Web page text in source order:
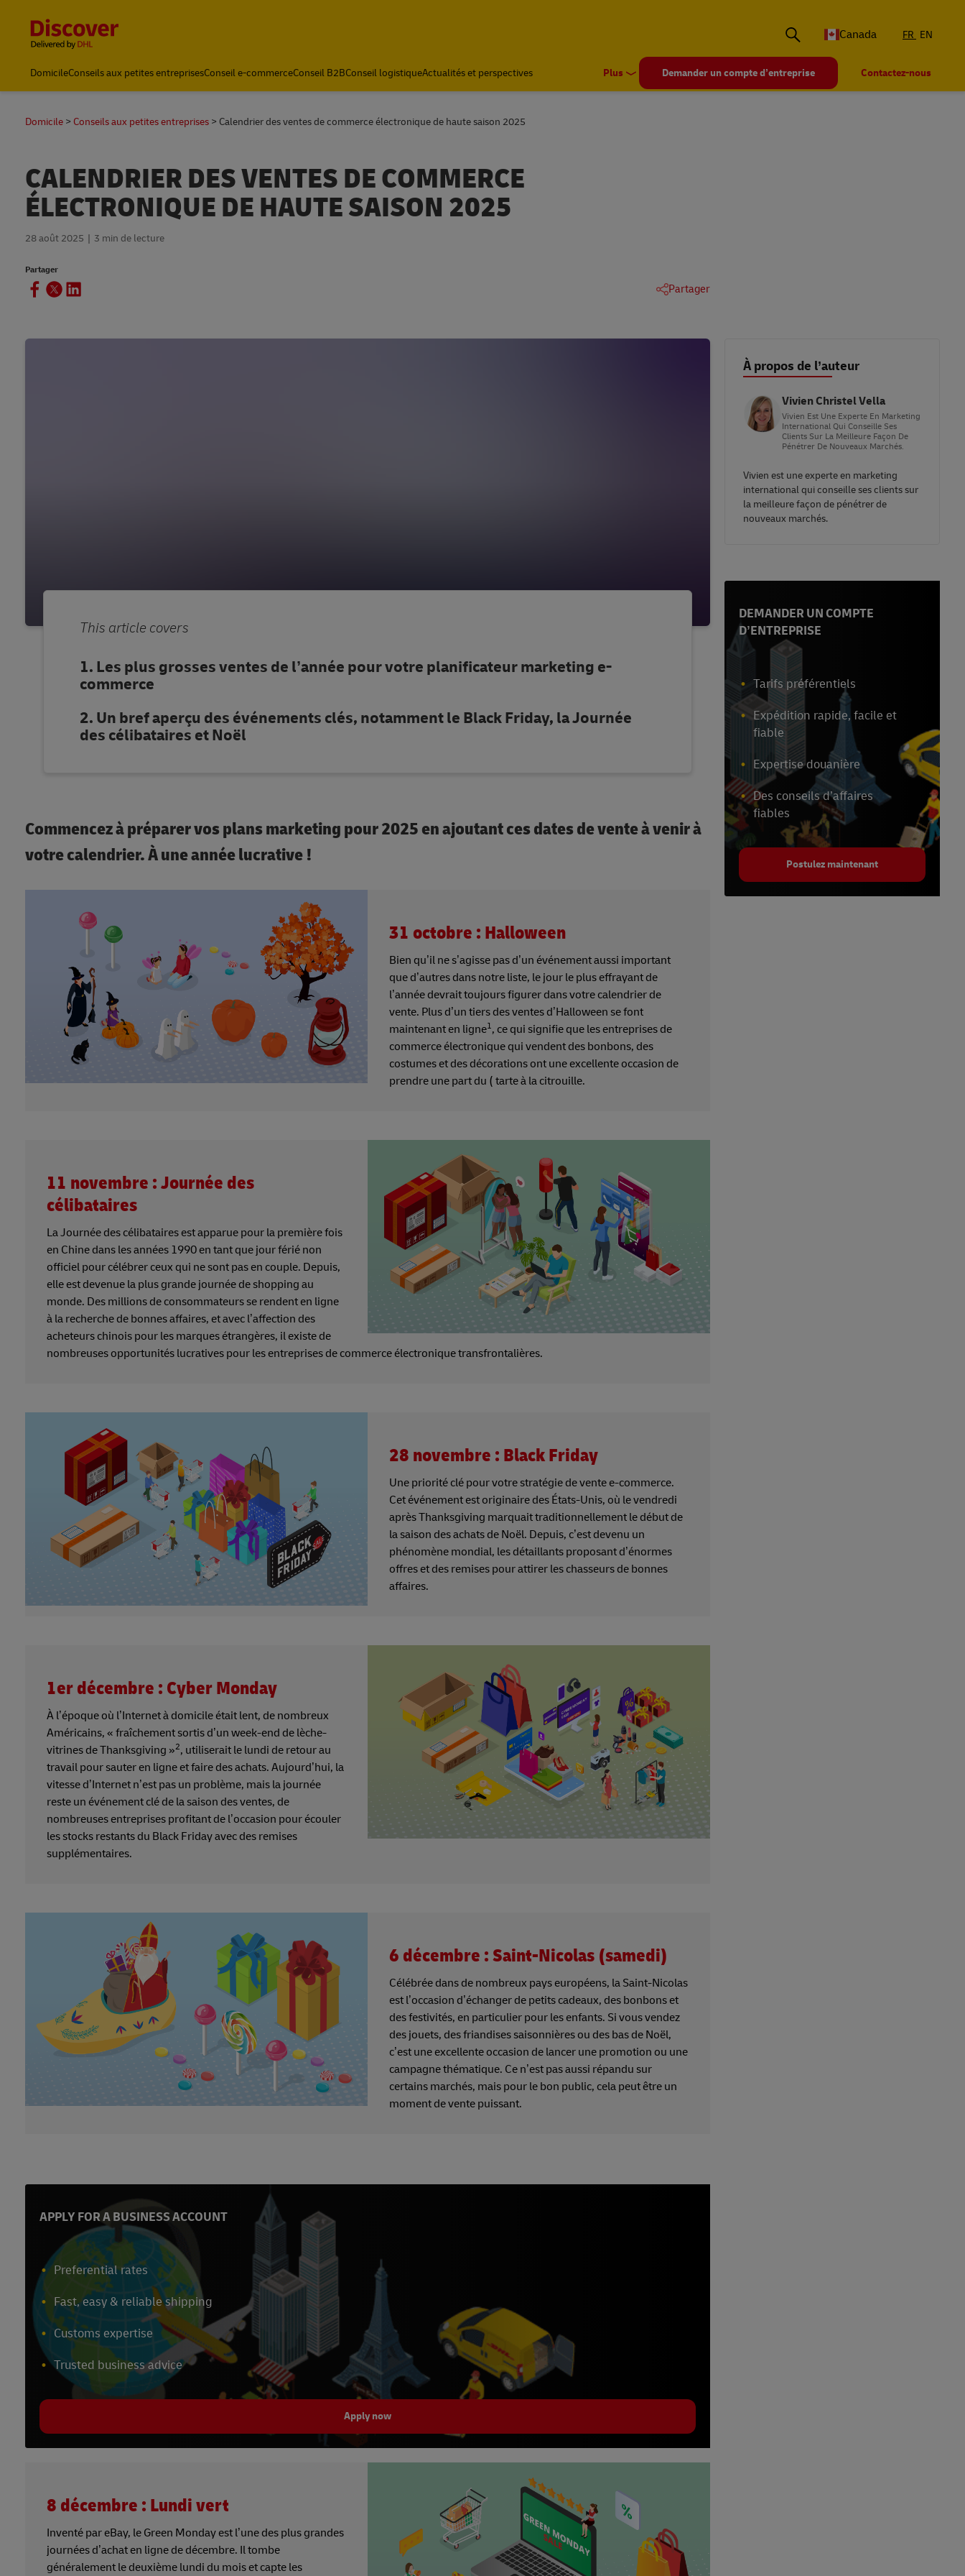
Canada
FR EN
DomicileConseils aux petites entreprisesConseil e-commerceConseil B2BConseil logistiqueActualités et perspectives Plus Demander un compte d’entreprise Contactez-nous
Domicile Conseils aux petites entreprises Calendrier des ventes de commerce électronique de haute saison 2025
CALENDRIER DES VENTES DE COMMERCE
ÉLECTRONIQUE DE HAUTE SAISON 2025
28 août 2025 3 min de lecture
Partager
Partager
This article covers
Les plus grosses ventes de l’année pour votre planificateur marketing e-
commerce
Un bref aperçu des événements clés, notamment le Black Friday, la Journée
des célibataires et Noël
Commencez à préparer vos plans marketing pour 2025 en ajoutant ces dates de vente à venir à
votre calendrier. À une année lucrative !
31 octobre : Halloween
Bien qu’il ne s’agisse pas d’un événement aussi important
que d’autres dans notre liste, le jour le plus effrayant de
l’année devrait toujours figurer dans votre calendrier de
vente. Plus d’un tiers des ventes d’Halloween se font
maintenant en ligne1, ce qui signifie que les entreprises de
commerce électronique qui vendent des bonbons, des
costumes et des décorations ont une excellente occasion de
prendre une part du ( tarte à la citrouille.
11 novembre : Journée des
célibataires
La Journée des célibataires est apparue pour la première fois
en Chine dans les années 1990 en tant que jour férié non
officiel pour célébrer ceux qui ne sont pas en couple. Depuis,
elle est devenue la plus grande journée de shopping au
monde. Des millions de consommateurs se rendent en ligne
à la recherche de bonnes affaires, et avec l’affection des
acheteurs chinois pour les marques étrangères, il existe de
nombreuses opportunités lucratives pour les entreprises de commerce électronique transfrontalières.
28 novembre : Black Friday
Une priorité clé pour votre stratégie de vente e-commerce.
Cet événement est originaire des États-Unis, où le vendredi
après Thanksgiving marquait traditionnellement le début de
la saison des achats de Noël. Depuis, c’est devenu un
phénomène mondial, les détaillants proposant d’énormes
offres et des remises pour attirer les chasseurs de bonnes
affaires.
1er décembre : Cyber Monday
À l’époque où l’Internet à domicile était lent, de nombreux
Américains, « fraîchement sortis d’un week-end de lèche-
vitrines de Thanksgiving »2, utiliserait le lundi de retour au
travail pour sauter en ligne et faire des achats. Aujourd’hui, la
vitesse d’Internet n’est pas un problème, mais la journée
reste un événement clé de la saison des ventes, de
nombreuses entreprises profitant de l’occasion pour écouler
les stocks restants du Black Friday avec des remises
supplémentaires.
6 décembre : Saint-Nicolas (samedi)
Célébrée dans de nombreux pays européens, la Saint-Nicolas
est l’occasion d’échanger de petits cadeaux, des bonbons et
des festivités, en particulier pour les enfants. Si vous vendez
des jouets, des friandises saisonnières ou des bas de Noël,
c’est une excellente occasion de lancer une promotion ou une
campagne thématique. Ce n’est pas aussi répandu sur
certains marchés, mais pour le bon public, cela peut être un
moment de vente puissant.
APPLY FOR A BUSINESS ACCOUNT
Preferential rates
Fast, easy & reliable shipping
Customs expertise
Trusted business advice
Apply now
8 décembre : Lundi vert
Inventé par eBay, le Green Monday est l’une des plus grandes
journées d’achat en ligne de décembre. Il tombe
généralement le deuxième lundi du mois et capte les
À propos de l’auteur
Vivien Christel Vella
Vivien Est Une Experte En Marketing
International Qui Conseille Ses
Clients Sur La Meilleure Façon De
Pénétrer De Nouveaux Marchés.
Vivien est une experte en marketing
international qui conseille ses clients sur
la meilleure façon de pénétrer de
nouveaux marchés.
DEMANDER UN COMPTE
D’ENTREPRISE
Tarifs préférentiels
Expédition rapide, facile et
fiable
Expertise douanière
Des conseils d’affaires
fiables
Postulez maintenant